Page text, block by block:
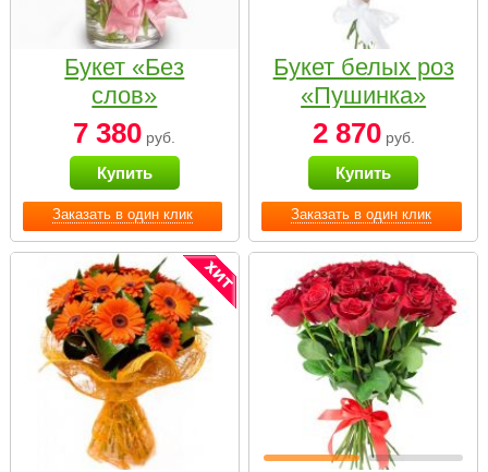
Заказать в один клик
Букет «Без
слов»
7 380 руб.
Купить
Заказать в один клик
Букет белых роз
«Пушинка»
2 870руб.
Купить